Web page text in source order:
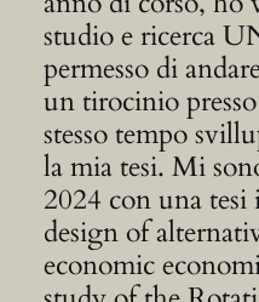
studio e ricerca
permesso di
un tirocinio
stesso tempo
la mia tesi. Mi
2024 con una tesi
design of
economic